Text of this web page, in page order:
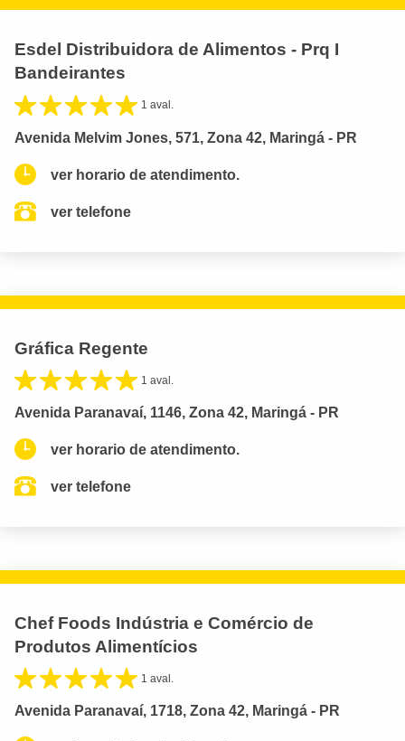
Esdel Distribuidora de Alimentos - Prq I
Bandeirantes
1 aval.
Avenida Melvim Jones, 571, Zona 42, Maringá - PR
ver horario de atendimento.
ver telefone
Gráfica Regente
1 aval.
Avenida Paranavaí, 1146, Zona 42, Maringá - PR
ver horario de atendimento.
ver telefone
Chef Foods Indústria e Comércio de
Produtos Alimentícios
1 aval.
Avenida Paranavaí, 1718, Zona 42, Maringá - PR